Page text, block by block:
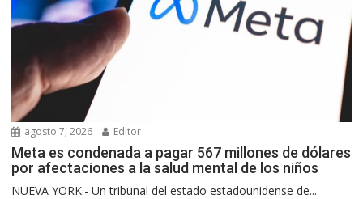
agosto 7, 2026 Editor
Meta es condenada a pagar 567 millones de dólares
por afectaciones a la salud mental de los niños
NUEVA YORK.- Un tribunal del estado estadounidense de...